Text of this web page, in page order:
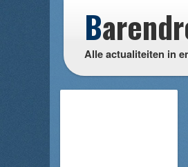
B
Alle actualiteiten in